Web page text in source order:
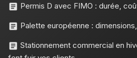
Permis D avec FIMO : durée,
Palette européenne :
Stationnement commercial en